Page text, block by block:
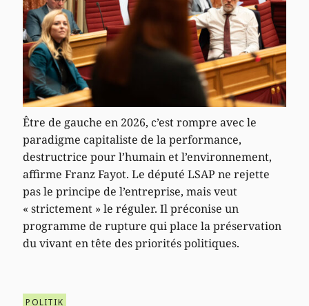
Être de gauche en 2026, c’est rompre avec le
paradigme capitaliste de la performance,
destructrice pour l’humain et l’environnement,
affirme Franz Fayot. Le député LSAP ne rejette
pas le principe de l’entreprise, mais veut
« strictement » le réguler. Il préconise un
programme de rupture qui place la préservation
du vivant en tête des priorités politiques.
POLITIK